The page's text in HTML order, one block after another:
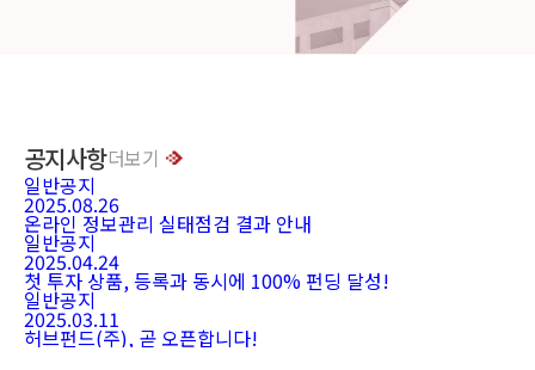
공지사항더보기
일반공지
2025.08.26
온라인 정보관리 실태점검 결과 안내
일반공지
2025.04.24
첫 투자 상품, 등록과 동시에 100% 펀딩 달성!
일반공지
2025.03.11
허브펀드(주), 곧 오픈합니다!